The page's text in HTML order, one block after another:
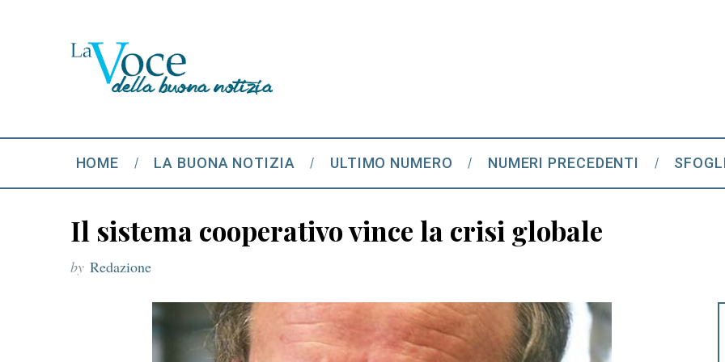
HOME LA BUONA NOTIZIA ULTIMO NUMERO NUMERI PRECEDENTI
Il sistema cooperativo vince la crisi globale
by Redazione